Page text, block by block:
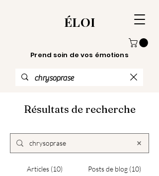
ÉLOI
Prend soin de vos émotions
Résultats de recherche
Articles (10) Posts de blog (10)